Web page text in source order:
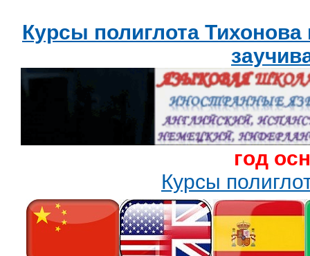
Курсы полиглота
год
Курсы